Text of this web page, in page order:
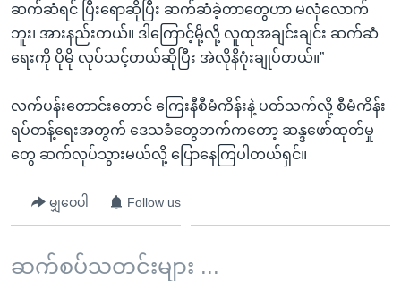
ဆက်ဆံရင် ပြီးရောဆိုပြီး ဆက်ဆံခဲ့တာတွေဟာ မလုံလောက်
ဘူး၊ အားနည်းတယ်။ ဒါကြောင့်မို့လို့ လူထုအချင်းချင်း ဆက်ဆံ
ရေးကို ပိုမို လုပ်သင့်တယ်ဆိုပြီး အဲလိုနိဂုံးချုပ်တယ်။”
လက်ပန်းတောင်းတောင် ကြေးနီစီမံကိန်းနဲ့ ပတ်သက်လို့ စီမံကိန်း
ရပ်တန့်ရေးအတွက် ဒေသခံတွေဘက်ကတော့ ဆန္ဒဖော်ထုတ်မှု
တွေ ဆက်လုပ်သွားမယ်လို့ ပြောနေကြပါတယ်ရှင်။
မျှဝေပါ Follow us
ဆက်စပ်သတင်းများ ...